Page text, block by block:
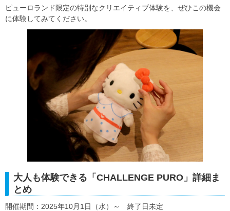
ピューロランド限定の特別なクリエイティブ体験を、ぜひこの機会
に体験してみてください。
大人も体験できる「CHALLENGE PURO」詳細ま
とめ
開催期間：2025年10月1日（水）～ 終了日未定